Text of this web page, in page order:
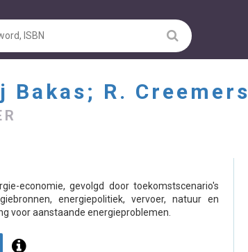
Bakas; R. Creemers
economie, gevolgd door toekomstscenario's
energiepolitiek, vervoer, natuur en
voor aanstaande energieproblemen.